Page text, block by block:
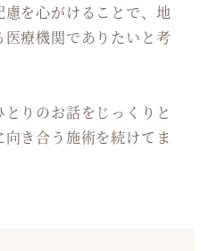
を心がけることで、地
療機関でありたいと考
りのお話をじっくりと
き合う施術を続けてま